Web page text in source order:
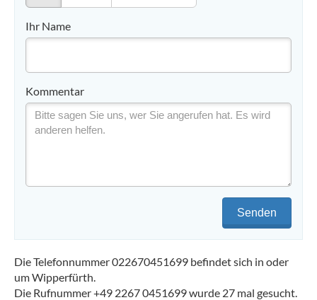
Ihr Name
Kommentar
Senden
Die Telefonnummer 022670451699 befindet sich in oder
um Wipperfürth.
Die Rufnummer +49 2267 0451699 wurde 27 mal gesucht.